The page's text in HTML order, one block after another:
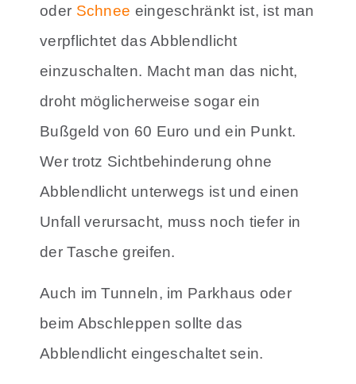
oder Schnee eingeschränkt ist, ist man
verpflichtet das Abblendlicht
einzuschalten. Macht man das nicht,
droht möglicherweise sogar ein
Bußgeld von 60 Euro und ein Punkt.
Wer trotz Sichtbehinderung ohne
Abblendlicht unterwegs ist und einen
Unfall verursacht, muss noch tiefer in
der Tasche greifen.
Auch im Tunneln, im Parkhaus oder
beim Abschleppen sollte das
Abblendlicht eingeschaltet sein.